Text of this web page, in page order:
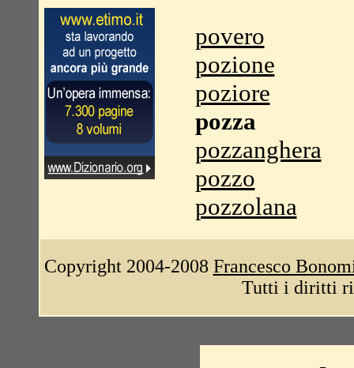
povero
pozione
poziore
pozza
pozzanghera
pozzo
pozzolana
Copyright 2004-2008 Francesco
Tutti i diritti